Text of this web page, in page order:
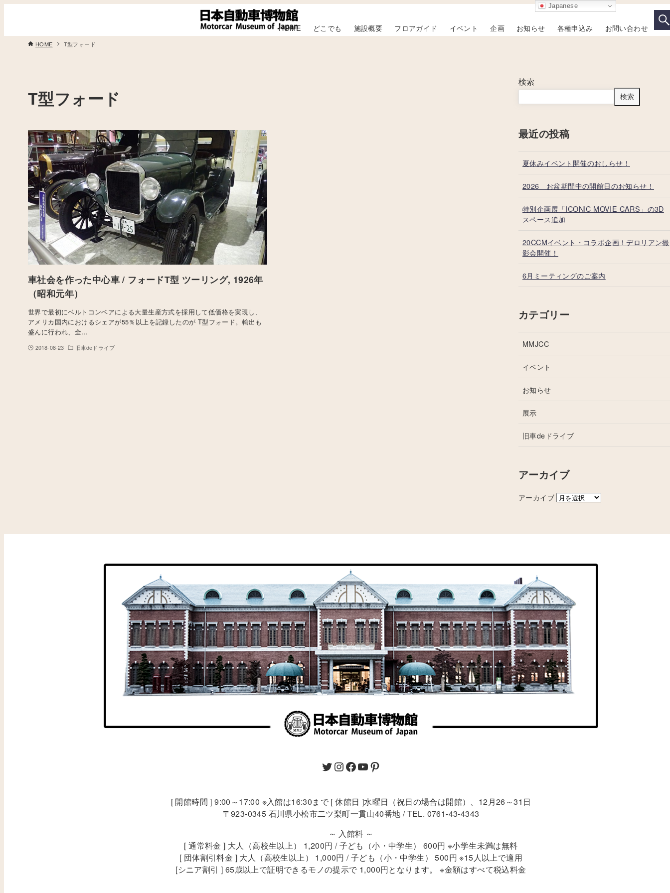
HOME どこでも 施設概要 フロアガイド イベント 企画 お知らせ 各種申込み お問い合わせ
HOME T型フォード
T型フォード
車社会を作った中心車 / フォードT型 ツーリング, 1926年
（昭和元年）
世界で最初にベルトコンベアによる大量生産方式を採用して低価格を実現し、
アメリカ国内におけるシェアが55％以上を記録したのが T型フォード。輸出も
盛んに行われ、全…
2018-08-23 旧車deドライブ
検索
検索
最近の投稿
夏休みイベント開催のおしらせ！
2026 お盆期間中の開館日のお知らせ！
特別企画展「ICONIC MOVIE CARS」の3D
スペース追加
20CCMイベント・コラボ企画！デロリアン撮
影会開催！
6月ミーティングのご案内
カテゴリー
MMJCC
イベント
お知らせ
展示
旧車deドライブ
アーカイブ
アーカイブ
[ 開館時間 ] 9:00～17:00 ※入館は16:30まで [ 休館日 ]水曜日（祝日の場合は開館）、12月26～31日
〒923-0345 石川県小松市二ツ梨町一貫山40番地 / TEL. 0761-43-4343
～ 入館料 ～
[ 通常料金 ] 大人（高校生以上） 1,200円 / 子ども（小・中学生） 600円 ※小学生未満は無料
[ 団体割引料金 ] 大人（高校生以上） 1,000円 / 子ども（小・中学生） 500円 ※15人以上で適用
[シニア割引 ] 65歳以上で証明できるモノの提示で 1,000円となります。 ※金額はすべて税込料金
Japanese